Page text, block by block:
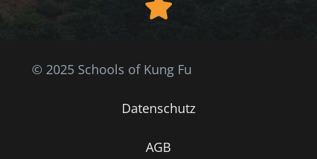
© 2025 Schools of Kung Fu
Datenschutz
AGB